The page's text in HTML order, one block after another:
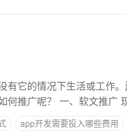
有它的情况下生活或工作
相
app开发需要投入哪些费用